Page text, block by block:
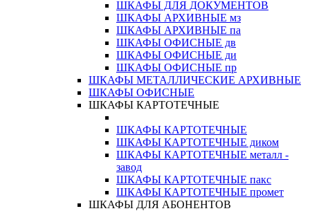
ШКАФЫ ДЛЯ ДОКУМЕНТОВ
ШКАФЫ АРХИВНЫЕ мз
ШКАФЫ АРХИВНЫЕ па
ШКАФЫ ОФИСНЫЕ дв
ШКАФЫ ОФИСНЫЕ ди
ШКАФЫ ОФИСНЫЕ пр
ШКАФЫ МЕТАЛЛИЧЕСКИЕ АРХИВНЫЕ
ШКАФЫ ОФИСНЫЕ
ШКАФЫ КАРТОТЕЧНЫЕ
ШКАФЫ КАРТОТЕЧНЫЕ
ШКАФЫ КАРТОТЕЧНЫЕ диком
ШКАФЫ КАРТОТЕЧНЫЕ металл -
завод
ШКАФЫ КАРТОТЕЧНЫЕ пакс
ШКАФЫ КАРТОТЕЧНЫЕ промет
ШКАФЫ ДЛЯ АБОНЕНТОВ